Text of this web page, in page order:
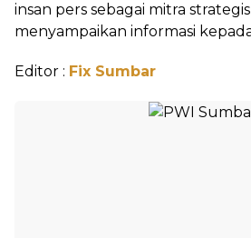
insan pers sebagai mitra
menyampaikan informasi
Editor : Fix Sumbar